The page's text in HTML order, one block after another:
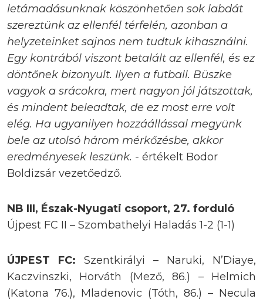
letámadásunknak köszönhetően sok labdát
szereztünk az ellenfél térfelén, azonban a
helyzeteinket sajnos nem tudtuk kihasználni.
Egy kontrából viszont betalált az ellenfél, és ez
döntőnek bizonyult. Ilyen a futball. Büszke
vagyok a srácokra, mert nagyon jól játszottak,
és mindent beleadtak, de ez most erre volt
elég. Ha ugyanilyen hozzáállással megyünk
bele az utolsó három mérkőzésbe, akkor
eredményesek leszünk. - értékelt Bodor
Boldizsár vezetőedző.
NB III, Észak-Nyugati csoport, 27. forduló
Újpest FC II – Szombathelyi Haladás 1-2 (1-1)
ÚJPEST FC: Szentkirályi – Naruki, N’Diaye,
Kaczvinszki, Horváth (Mező, 86.) – Helmich
(Katona 76.), Mladenovic (Tóth, 86.) – Necula